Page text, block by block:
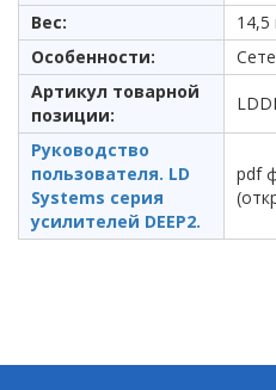
Вес:
14,5
Особенности:
Артикул товарной
позиции:
Руководство
пользователя. LD
Systems серия
усилителей DEEP2.
pdf